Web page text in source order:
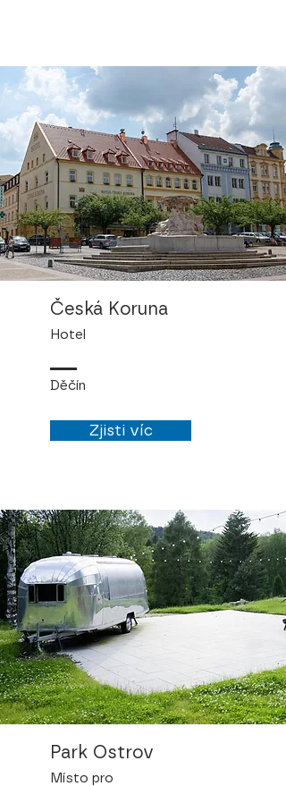
Česká Koruna
Hotel
Děčín
Zjisti víc
Park Ostrov
Místo pro